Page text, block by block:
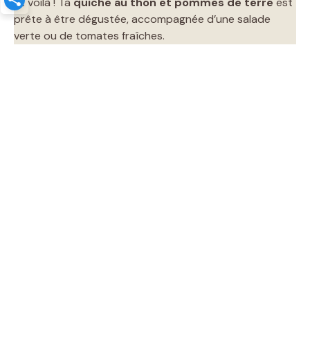
prête à être dégustée, accompagnée d’une salade
verte ou de tomates fraîches.